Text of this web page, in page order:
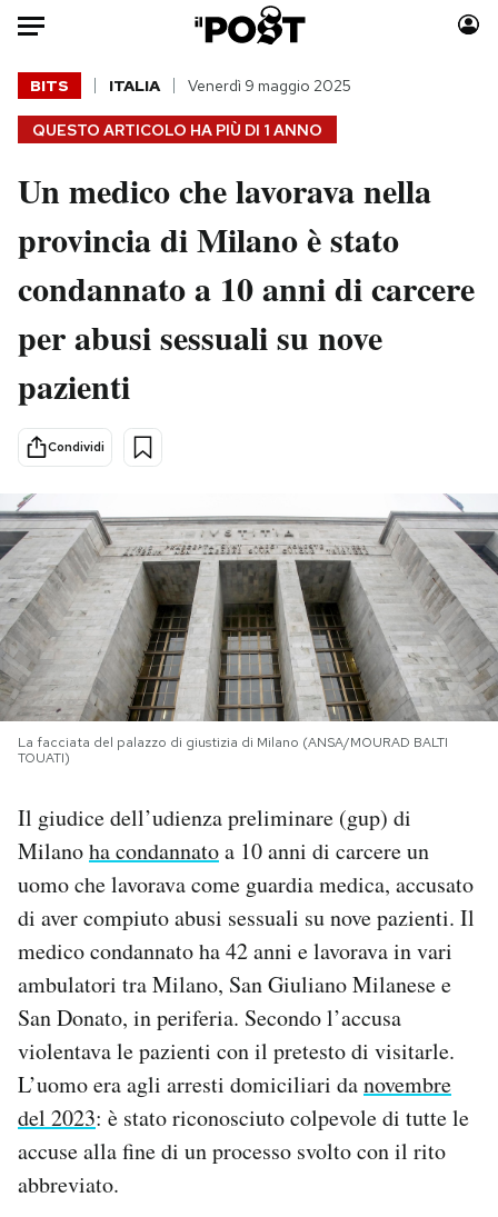
Auto
HOME
Italia
Politica
Tecnologia
Scienza
Cultura
Sport
Moda
Consumismi
Storie/Idee
Media
PODCAST
NEWSLETTER
I MIEI PREFERITI
SHOP
CALENDARIO
AREA PERSONALE
Area Personale
Newsletter
Notifiche mobile
Regala il Post
QUESTO ARTICOLO HA PIÙ DI 1 ANNO
BITS ITALIA Venerdì 9 maggio 2025
Un medico che lavorava nella
provincia di Milano è stato
condannato a 10 anni di carcere
per abusi sessuali su nove
pazienti
Condividi
La facciata del palazzo di giustizia di Milano (ANSA/MOURAD BALTI
TOUATI)
Il giudice dell’udienza preliminare (gup) di
Milanoha condannatoa 10 anni di carcere un
uomo che lavorava come guardia medica, accusato
di aver compiuto abusi sessuali su nove pazienti. Il
medico condannato ha 42 anni e lavorava in vari
ambulatori tra Milano, San Giuliano Milanese e
San Donato, in periferia. Secondo l’accusa
violentava le pazienti con il pretesto di visitarle.
L’uomo era agli arresti domiciliari danovembre
del 2023: è stato riconosciuto colpevole di tutte le
accuse alla fine di un processo svolto con il rito
abbreviato.